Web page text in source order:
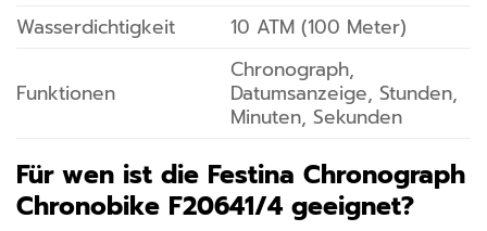
Wasserdichtigkeit
10 ATM (100 Meter)
Funktionen
Chronograph,
Datumsanzeige, Stunden,
Minuten, Sekunden
Für wen ist die Festina Chronograph
Chronobike F20641/4 geeignet?